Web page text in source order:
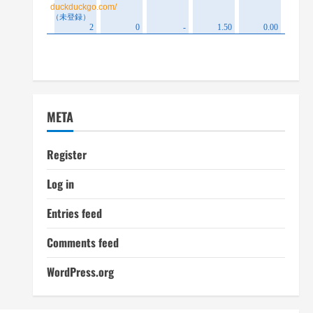
META
Register
Log in
Entries feed
Comments feed
WordPress.org